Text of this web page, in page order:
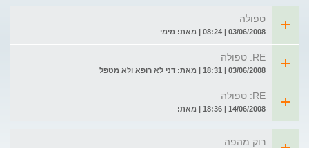
טפולה
03/06/2008 | 08:24 | מאת: מימי
RE: טפולה
03/06/2008 | 18:31 | מאת: דני לא רופא ולא מטפל
RE: טפולה
14/06/2008 | 18:36 | מאת:
רוק מהפה